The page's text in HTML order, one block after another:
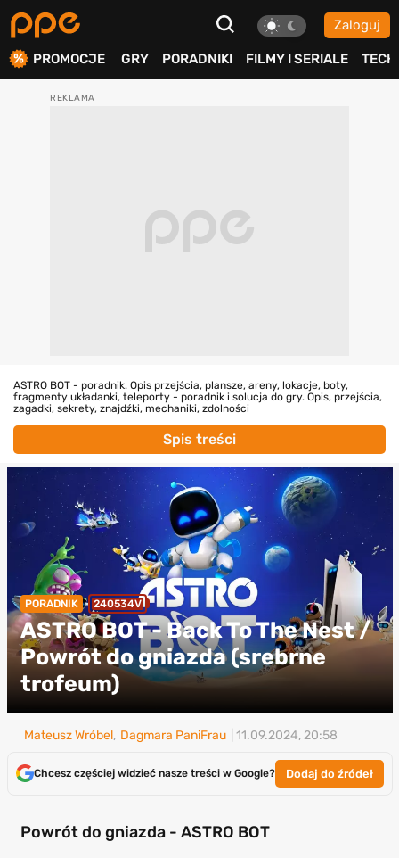
Zaloguj
PROMOCJE GRY PORADNIKI FILMY I SERIALE TECH
ASTRO BOT - poradnik. Opis przejścia, plansze, areny, lokacje, boty,
fragmenty układanki, teleporty - poradnik i solucja do gry. Opis, przejścia,
zagadki, sekrety, znajdźki, mechaniki, zdolności
Spis treści
PORADNIK 240534V
ASTRO BOT - Back To The Nest /
Powrót do gniazda (srebrne
trofeum)
Mateusz Wróbel, Dagmara PaniFrau | 11.09.2024, 20:58
Chcesz częściej widzieć nasze treści w Google? Dodaj do źródeł
Powrót do gniazda - ASTRO BOT